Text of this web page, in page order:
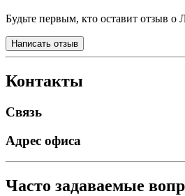
Будьте первым, кто оставит отзыв о
Написать отзыв
Контакты
Связь
Адрес офиса
Часто задаваемые